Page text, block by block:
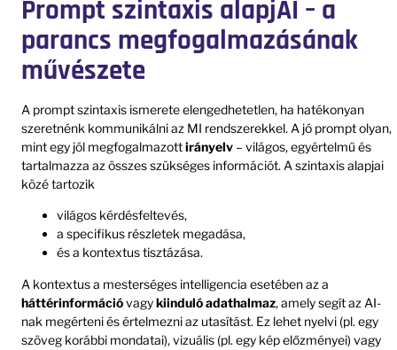
Prompt szintaxis alapjAI – a
parancs megfogalmazásának
művészete
A prompt szintaxis ismerete elengedhetetlen, ha hatékonyan
szeretnénk kommunikálni az MI rendszerekkel. A jó prompt olyan,
mint egy jól megfogalmazottirányelv– világos, egyértelmű és
tartalmazza az összes szükséges információt. A szintaxis alapjai
közé tartozik
világos kérdésfeltevés,
a specifikus részletek megadása,
és a kontextus tisztázása.
A kontextus a mesterséges intelligencia esetében az a
háttérinformációvagykiinduló adathalmaz, amely segít az AI-
nak megérteni és értelmezni az utasítást. Ez lehet nyelvi (pl. egy
szöveg korábbi mondatai), vizuális (pl. egy kép előzményei) vagy